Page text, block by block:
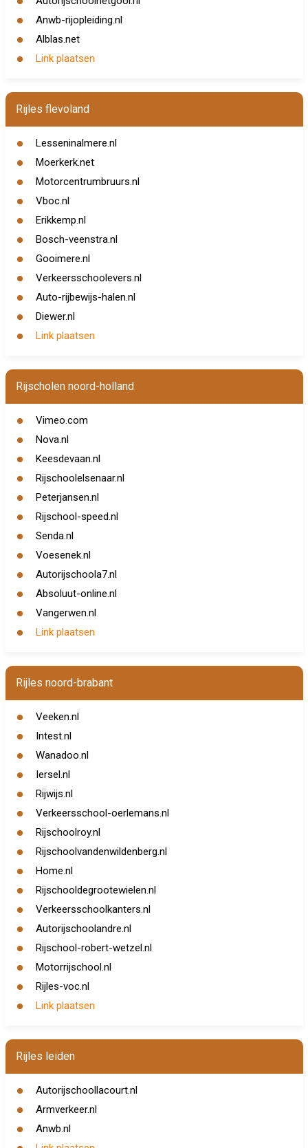
Anwb-rijopleiding.nl
Alblas.net
Link plaatsen
Rijles flevoland
Lesseninalmere.nl
Moerkerk.net
Motorcentrumbruurs.nl
Vboc.nl
Erikkemp.nl
Bosch-veenstra.nl
Gooimere.nl
Verkeersschoolevers.nl
Auto-rijbewijs-halen.nl
Diewer.nl
Link plaatsen
Rijscholen noord-holland
Vimeo.com
Nova.nl
Keesdevaan.nl
Rijschoolelsenaar.nl
Peterjansen.nl
Rijschool-speed.nl
Senda.nl
Voesenek.nl
Autorijschoola7.nl
Absoluut-online.nl
Vangerwen.nl
Link plaatsen
Rijles noord-brabant
Veeken.nl
Intest.nl
Wanadoo.nl
Iersel.nl
Rijwijs.nl
Verkeersschool-oerlemans.nl
Rijschoolroy.nl
Rijschoolvandenwildenberg.nl
Home.nl
Rijschooldegrootewielen.nl
Verkeersschoolkanters.nl
Autorijschoolandre.nl
Rijschool-robert-wetzel.nl
Motorrijschool.nl
Rijles-voc.nl
Link plaatsen
Rijles leiden
Autorijschoollacourt.nl
Armverkeer.nl
Anwb.nl